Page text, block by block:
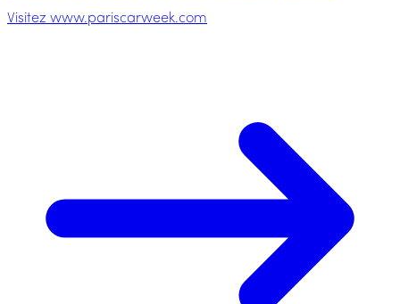
Visitez www.pariscarweek.com